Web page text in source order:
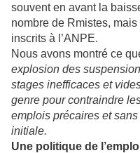
souvent en avant la
nombre de Rmistes,
inscrits à l’ANPE.
Nous avons montré ce
explosion des
stages inefficaces et
genre pour contraindre
emplois précaires et
initiale.
Une politique de